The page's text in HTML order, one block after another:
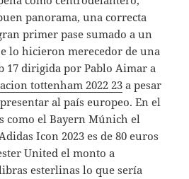
panorama, una correcta
primer pase sumado a un
lo hicieron merecedor de una
17 dirigida por Pablo Aimar a
tottenham 2022 23 a pesar
al país europeo. En el
como el Bayern Múnich el
Icon 2023 es de 80 euros
United el monto a
esterlinas lo que sería